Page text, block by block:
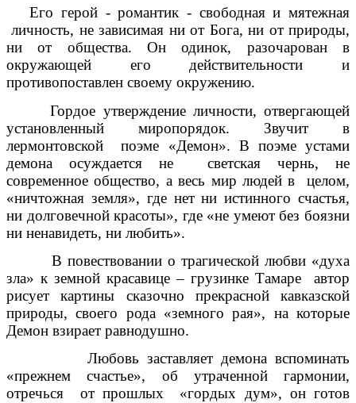
Его герой - романтик - свободная и мятежная
личность, не зависимая ни от Бога, ни от природы,
ни от общества. Он одинок, разочарован в
окружающей его действительности и
противопоставлен своему окружению.
Гордое утверждение личности, отвергающей
установленный миропорядок. Звучит в
лермонтовской поэме «Демон». В поэме устами
демона осуждается не светская чернь, не
современное общество, а весь мир людей в целом,
«ничтожная земля», где нет ни истинного счастья,
ни долговечной красоты», где «не умеют без боязни
ни ненавидеть, ни любить».
В повествовании о трагической любви «духа
зла» к земной красавице – грузинке Тамаре автор
рисует картины сказочно прекрасной кавказской
природы, своего рода «земного рая», на которые
Демон взирает равнодушно.
Любовь заставляет демона вспоминать
«прежнем счастье», об утраченной гармонии,
отречься от прошлых «гордых дум», он готов